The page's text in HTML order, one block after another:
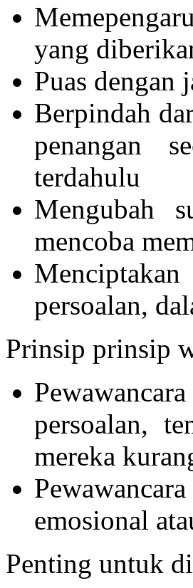
yang
Puas dengan
Berpindah
penangan
terdahulu
Mengubah
mencoba
persoalan,
Prinsip prinsip
persoalan,
mereka
emosional
Penting untuk